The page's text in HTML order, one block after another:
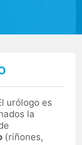
urólogo es
la
(riñones,